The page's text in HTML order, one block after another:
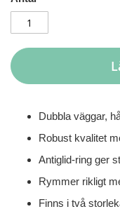
Dubbla väggar,
Robust kvalitet
Antiglid-ring ger
Rymmer rikligt
Finns i två